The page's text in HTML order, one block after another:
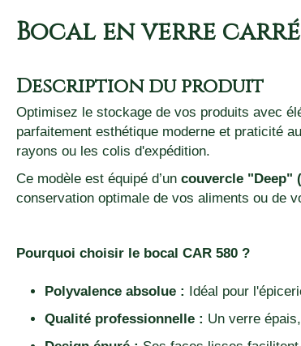
Bocal en verre
Description du produit
Optimisez le stockage de vos produits avec
parfaitement esthétique moderne et praticité
rayons ou les colis d'expédition.
Ce modèle est équipé d’un couvercle "Deep"
conservation optimale de vos aliments ou de
Pourquoi choisir le bocal CAR 580 ?
Polyvalence absolue : Idéal pour
Qualité professionnelle : Un verre